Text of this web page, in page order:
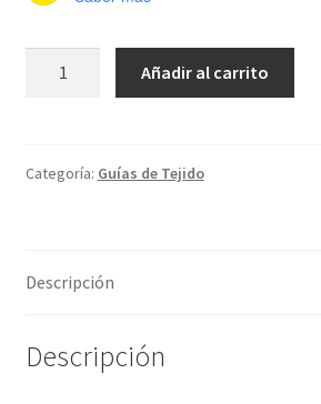
Mitones
Grannys
Añadir al carrito
Categoría: Guías de Tejido
Descripción
Descripción